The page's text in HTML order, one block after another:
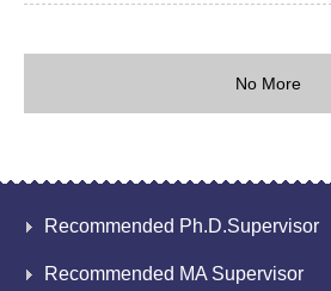
No More
Recommended Ph.D.Supervisor
Recommended MA Supervisor